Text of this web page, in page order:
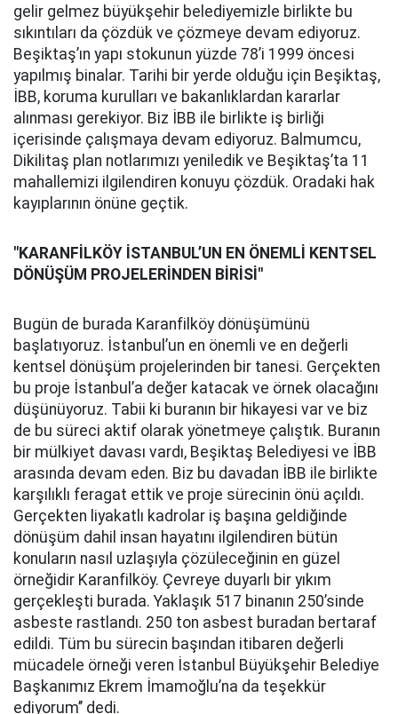
gelir gelmez büyükşehir belediyemizle birlikte bu
sıkıntıları da çözdük ve çözmeye devam ediyoruz.
Beşiktaş’ın yapı stokunun yüzde 78’i 1999 öncesi
yapılmış binalar. Tarihi bir yerde olduğu için Beşiktaş,
İBB, koruma kurulları ve bakanlıklardan kararlar
alınması gerekiyor. Biz İBB ile birlikte iş birliği
içerisinde çalışmaya devam ediyoruz. Balmumcu,
Dikilitaş plan notlarımızı yeniledik ve Beşiktaş’ta 11
mahallemizi ilgilendiren konuyu çözdük. Oradaki hak
kayıplarının önüne geçtik.
"KARANFİLKÖY İSTANBUL’UN EN ÖNEMLİ KENTSEL
DÖNÜŞÜM PROJELERİNDEN BİRİSİ"
Bugün de burada Karanfilköy dönüşümünü
başlatıyoruz. İstanbul’un en önemli ve en değerli
kentsel dönüşüm projelerinden bir tanesi. Gerçekten
bu proje İstanbul’a değer katacak ve örnek olacağını
düşünüyoruz. Tabii ki buranın bir hikayesi var ve biz
de bu süreci aktif olarak yönetmeye çalıştık. Buranın
bir mülkiyet davası vardı, Beşiktaş Belediyesi ve İBB
arasında devam eden. Biz bu davadan İBB ile birlikte
karşılıklı feragat ettik ve proje sürecinin önü açıldı.
Gerçekten liyakatlı kadrolar iş başına geldiğinde
dönüşüm dahil insan hayatını ilgilendiren bütün
konuların nasıl uzlaşıyla çözüleceğinin en güzel
örneğidir Karanfilköy. Çevreye duyarlı bir yıkım
gerçekleşti burada. Yaklaşık 517 binanın 250’sinde
asbeste rastlandı. 250 ton asbest buradan bertaraf
edildi. Tüm bu sürecin başından itibaren değerli
mücadele örneği veren İstanbul Büyükşehir Belediye
Başkanımız Ekrem İmamoğlu’na da teşekkür
ediyorum’’ dedi.